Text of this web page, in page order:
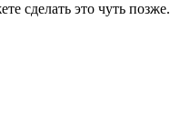
сделать это чуть позже.